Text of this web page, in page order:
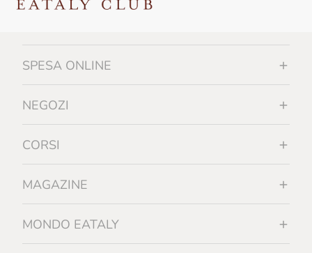
SPESA ONLINE
NEGOZI
CORSI
MAGAZINE
MONDO EATALY